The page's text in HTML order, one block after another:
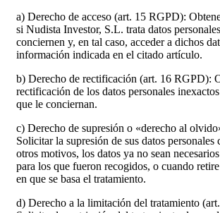
a) Derecho de acceso (art. 15 RGPD):
si Nudista Investor, S.L. trata datos
conciernen y, en tal caso, acceder a dichos
información indicada en el citado artículo.
b) Derecho de rectificación (art. 16 RGPD):
rectificación de los datos personales
que le conciernan.
c) Derecho de supresión o «derecho al
Solicitar la supresión de sus datos personales
otros motivos, los datos ya no sean
para los que fueron recogidos, o cuando
en que se basa el tratamiento.
d) Derecho a la limitación del tratamiento